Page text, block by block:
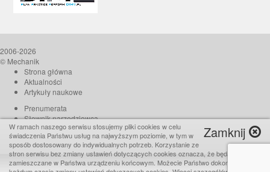
2006-2026
© Mechanik
Strona główna
Aktualności
Artykuły naukowe
Prenumerata
Słownik narzędziowca
O czasopiśmie
Reklama
Kontakt
Zamknij
W ramach naszego serwisu stosujemy pliki cookies w celu
świadczenia Państwu usług na najwyższym poziomie, w tym w
sposób dostosowany do indywidualnych potrzeb. Korzystanie ze
stron serwisu bez zmiany ustawień dotyczących cookies oznacza, że będą one
zamieszczane w Państwa urządzeniu końcowym. Możecie Państwo dokonać w